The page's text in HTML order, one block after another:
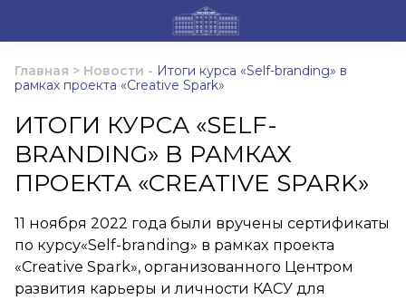
Главная > Новости - Итоги курса «Self-branding» в
рамках проекта «Creative Spark»
ИТОГИ КУРСА «SELF-
BRANDING» В РАМКАХ
ПРОЕКТА «CREATIVE SPARK»
11 ноября 2022 года были вручены сертификаты
по курсу«Self-branding» в рамках проекта
«Creative Spark», организованного Центром
развития карьеры и личности КАСУ для